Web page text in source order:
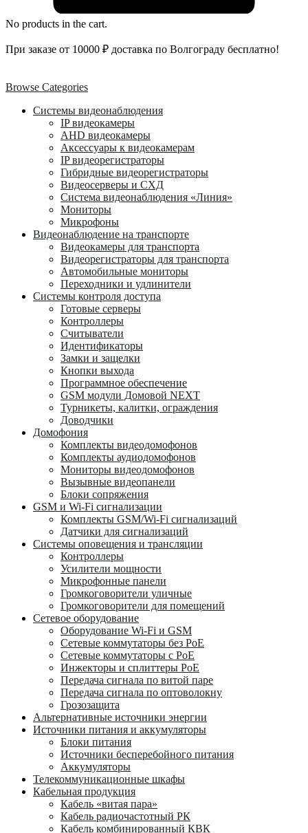
No products in the cart.
При заказе от 10000 ₽ доставка по Волгограду бесплатно!
Browse Categories
Системы видеонаблюдения
IP видеокамеры
AHD видеокамеры
Аксессуары к видеокамерам
IP видеорегистраторы
Гибридные видеорегистраторы
Видеосерверы и СХД
Система видеонаблюдения «Линия»
Мониторы
Микрофоны
Видеонаблюдение на транспорте
Видеокамеры для транспорта
Видеорегистраторы для транспорта
Автомобильные мониторы
Переходники и удлинители
Системы контроля доступа
Готовые серверы
Контроллеры
Считыватели
Идентификаторы
Замки и защелки
Кнопки выхода
Программное обеспечение
GSM модули Домовой NEXT
Турникеты, калитки, ограждения
Доводчики
Домофония
Комплекты видеодомофонов
Комплекты аудиодомофонов
Мониторы видеодомофонов
Вызывные видеопанели
Блоки сопряжения
GSM и Wi-Fi сигнализации
Комплекты GSM/Wi-Fi сигнализаций
Датчики для сигнализаций
Системы оповещения и трансляции
Контроллеры
Усилители мощности
Микрофонные панели
Громкоговорители уличные
Громкоговорители для помещений
Сетевое оборудование
Оборудование Wi-Fi и GSM
Сетевые коммутаторы без PoE
Сетевые коммутаторы с PoE
Инжекторы и сплиттеры PoE
Передача сигнала по витой паре
Передача сигнала по оптоволокну
Грозозащита
Альтернативные источники энергии
Источники питания и аккумуляторы
Блоки питания
Источники бесперебойного питания
Аккумуляторы
Телекоммуникационные шкафы
Кабельная продукция
Кабель «витая пара»
Кабель радиочастотный РК
Кабель комбинированный КВК